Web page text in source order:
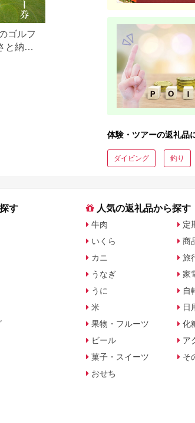
ゴルフ
と納税
体験・ツアーの返礼品
ダイビング 釣り
す 人気の返礼品から探す
牛肉
いくら
カニ
うなぎ
うに
米
果物・フルーツ
ビール
菓子・スイーツ
おせち
定
商
旅
家
自
日
化
ア
そ